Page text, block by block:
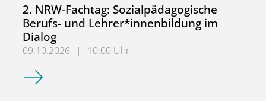
2. NRW-Fachtag: Sozialpädagogische
Berufs- und Lehrer*innenbildung im
Dialog
09.10.2026 |
10:00 Uhr
2. NRW-Fachtag: Sozialpädagogische Berufs- und